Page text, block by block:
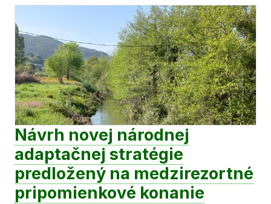
Návrh novej národnej
adaptačnej stratégie
predložený na medzirezortné
pripomienkové konanie